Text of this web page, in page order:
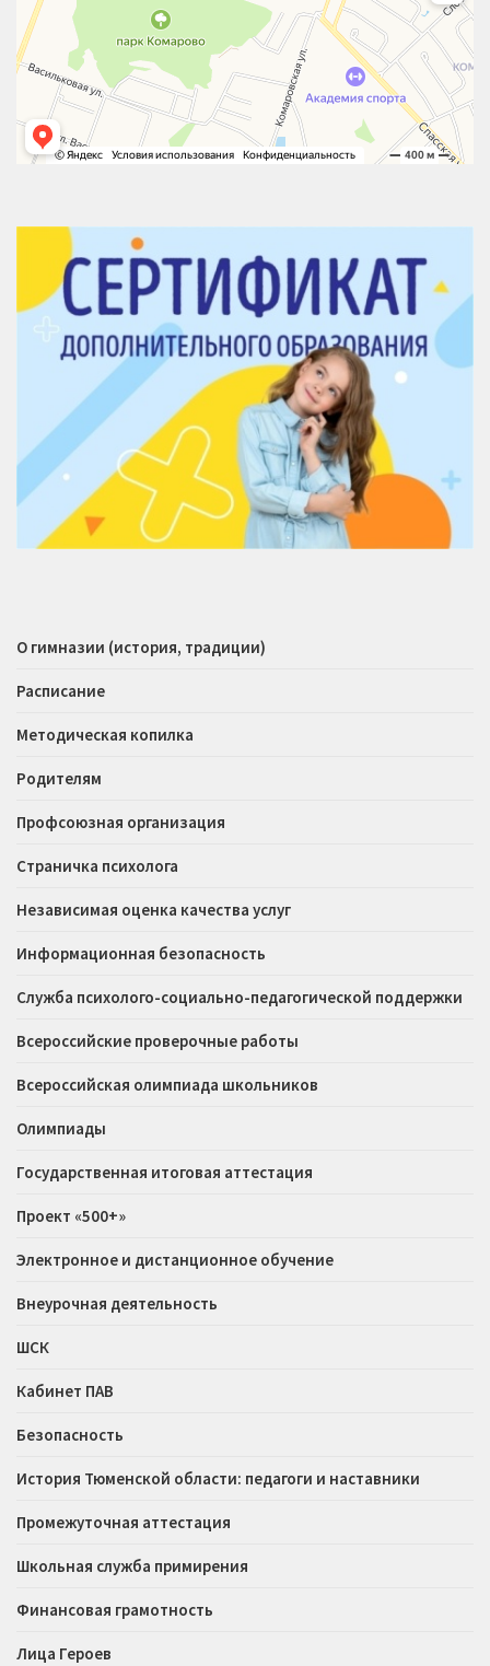
О гимназии (история, традиции)
Расписание
Методическая копилка
Родителям
Профсоюзная организация
Страничка психолога
Независимая оценка качества услуг
Информационная безопасность
Служба психолого-социально-педагогической поддержки
Всероссийские проверочные работы
Всероссийская олимпиада школьников
Олимпиады
Государственная итоговая аттестация
Проект «500+»
Электронное и дистанционное обучение
Внеурочная деятельность
ШСК
Кабинет ПАВ
Безопасность
История Тюменской области: педагоги и наставники
Промежуточная аттестация
Школьная служба примирения
Финансовая грамотность
Лица Героев